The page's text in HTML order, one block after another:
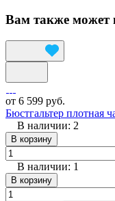
Вам также может
от 6 599 руб.
Бюстгальтер плотная
В наличии: 2
В корзину
В наличии: 1
В корзину